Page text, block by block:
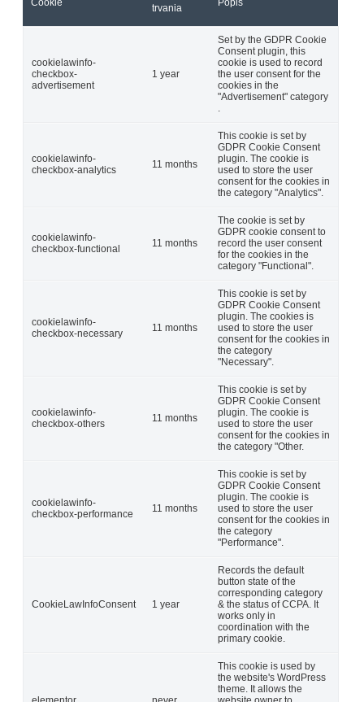
trvania
cookielawinfo-
checkbox-
advertisement
1 year
Set by the GDPR Cookie
Consent plugin, this
cookie is used to record
the user consent for the
cookies in the
"Advertisement" category
cookielawinfo-
checkbox-analytics
11 months
This cookie is set by
GDPR Cookie Consent
plugin. The cookie is
used to store the user
consent for the cookies in
the category "Analytics".
cookielawinfo-
checkbox-functional
11 months
The cookie is set by
GDPR cookie consent to
record the user consent
for the cookies in the
category "Functional".
cookielawinfo-
checkbox-necessary
11 months
This cookie is set by
GDPR Cookie Consent
plugin. The cookies is
used to store the user
consent for the cookies in
the category
"Necessary".
cookielawinfo-
checkbox-others
11 months
This cookie is set by
GDPR Cookie Consent
plugin. The cookie is
used to store the user
consent for the cookies in
the category "Other.
cookielawinfo-
checkbox-performance
11 months
This cookie is set by
GDPR Cookie Consent
plugin. The cookie is
used to store the user
consent for the cookies in
the category
"Performance".
CookieLawInfoConsent 1 year
Records the default
button state of the
corresponding category
& the status of CCPA. It
works only in
coordination with the
primary cookie.
This cookie is used by
the website's WordPress
theme. It allows the